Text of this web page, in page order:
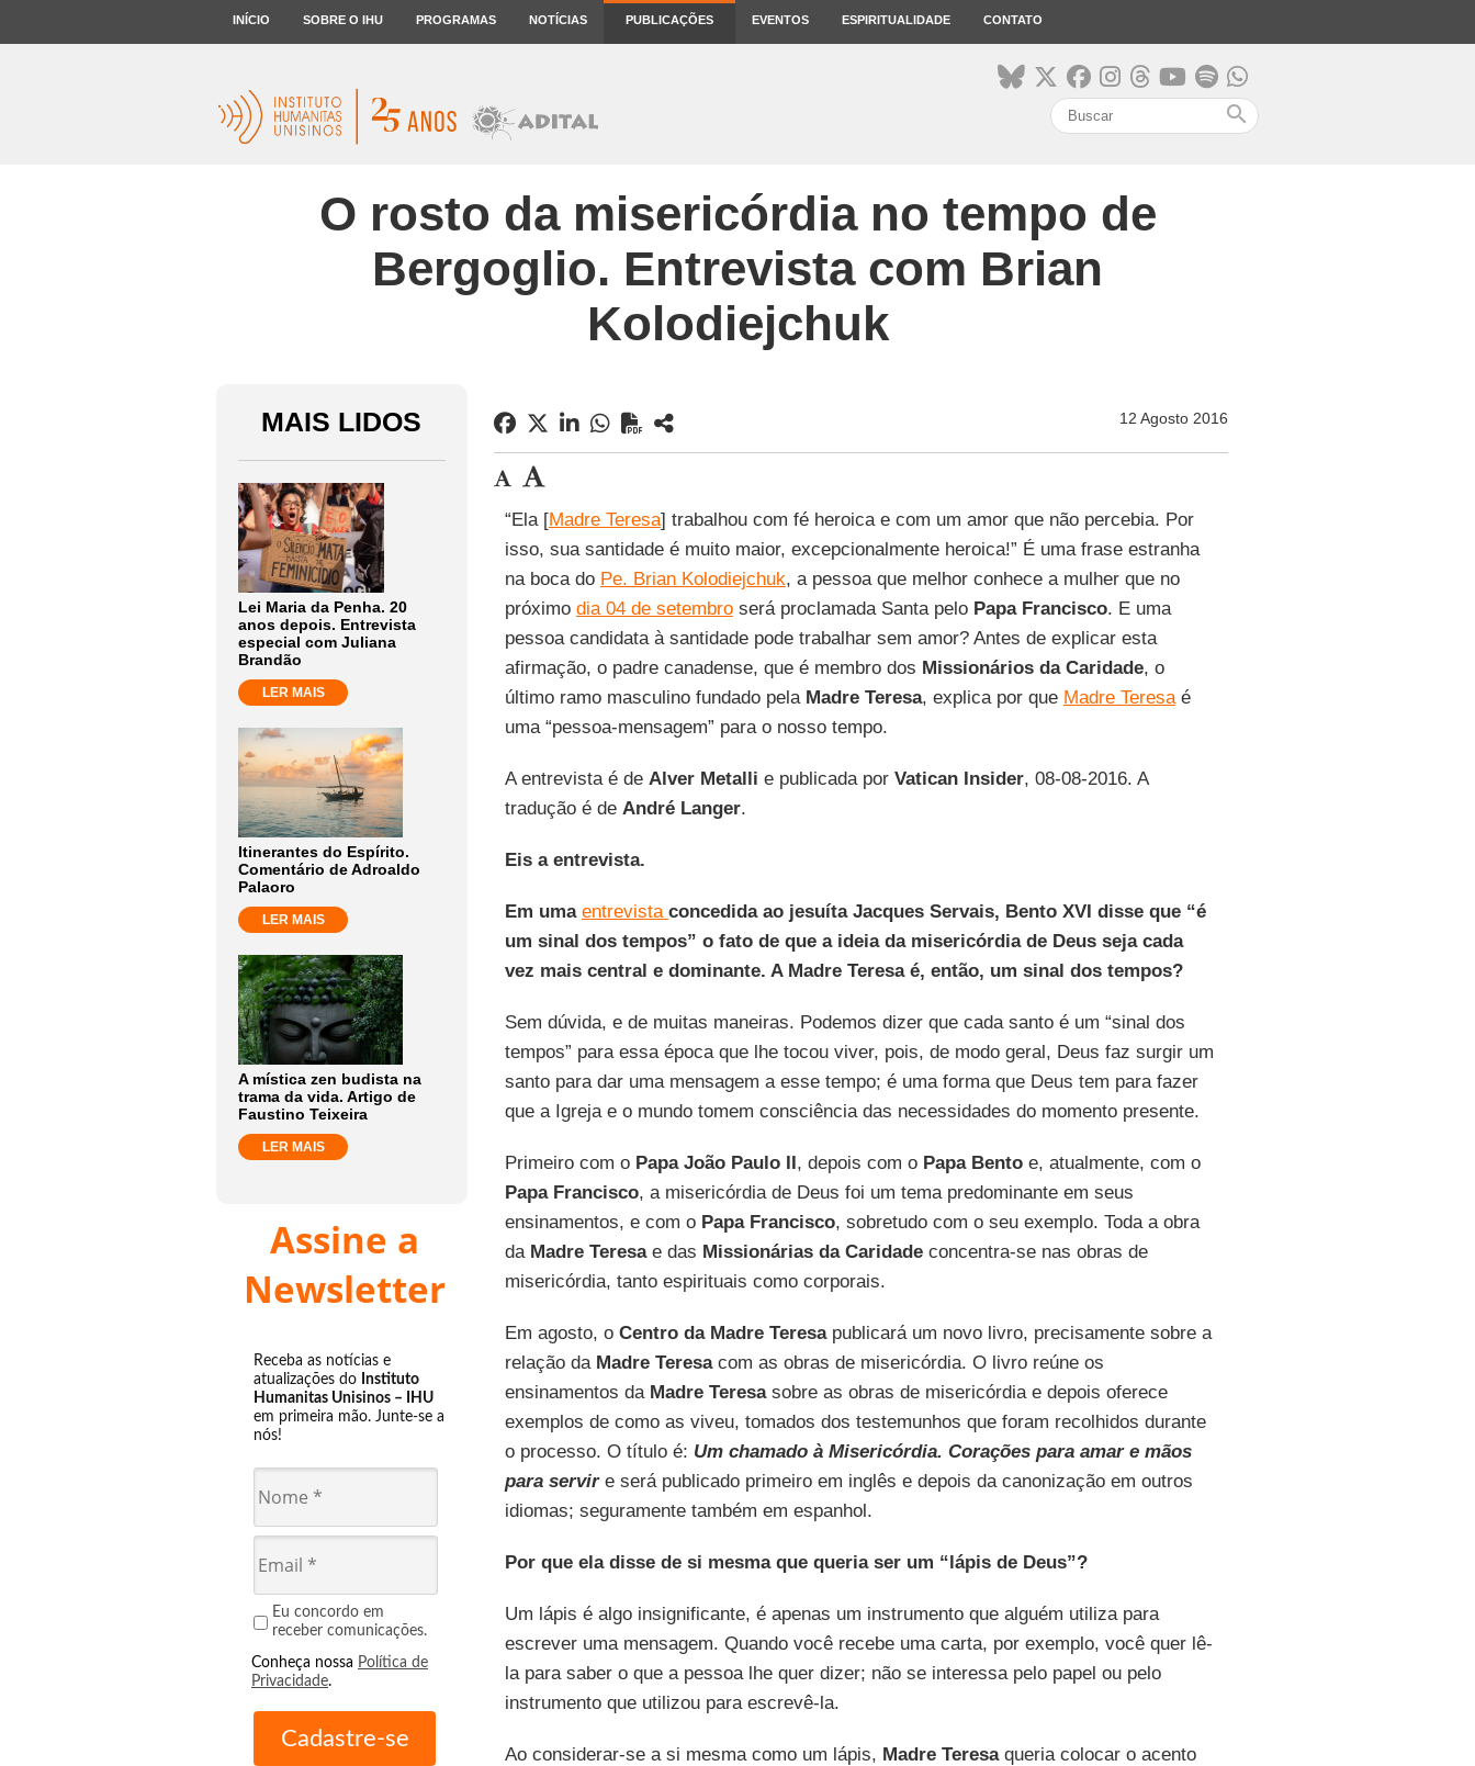
INÍCIO SOBRE O IHU PROGRAMAS NOTÍCIAS PUBLICAÇÕES EVENTOS ESPIRITUALIDADE CONTATO
search
O rosto da misericórdia no tempo de
Bergoglio. Entrevista com Brian
Kolodiejchuk
MAIS LIDOS
Lei Maria da Penha. 20
anos depois. Entrevista
especial com Juliana
Brandão
LER MAIS
Itinerantes do Espírito.
Comentário de Adroaldo
Palaoro
LER MAIS
A mística zen budista na
trama da vida. Artigo de
Faustino Teixeira
LER MAIS
Assine a
Newsletter
Receba as notícias e
atualizações do Instituto
Humanitas Unisinos – IHU
em primeira mão. Junte-se a
nós!
Eu concordo em
receber comunicações.
Conheça nossa Política de
Privacidade.
12 Agosto 2016
“Ela [Madre Teresa] trabalhou com fé heroica e com um amor que não percebia. Por
isso, sua santidade é muito maior, excepcionalmente heroica!” É uma frase estranha
na boca do Pe. Brian Kolodiejchuk, a pessoa que melhor conhece a mulher que no
próximo dia 04 de setembroserá proclamada Santa pelo Papa Francisco. E uma
pessoa candidata à santidade pode trabalhar sem amor? Antes de explicar esta
afirmação, o padre canadense, que é membro dos Missionários da Caridade, o
último ramo masculino fundado pela Madre Teresa, explica por que Madre Teresaé
uma “pessoa-mensagem” para o nosso tempo.
A entrevista é de Alver Metalli e publicada por Vatican Insider, 08-08-2016. A
tradução é de André Langer.
Eis a entrevista.
Em uma entrevista concedida ao jesuíta Jacques Servais, Bento XVI disse que “é
um sinal dos tempos” o fato de que a ideia da misericórdia de Deus seja cada
vez mais central e dominante. A Madre Teresa é, então, um sinal dos tempos?
Sem dúvida, e de muitas maneiras. Podemos dizer que cada santo é um “sinal dos
tempos” para essa época que lhe tocou viver, pois, de modo geral, Deus faz surgir um
santo para dar uma mensagem a esse tempo; é uma forma que Deus tem para fazer
que a Igreja e o mundo tomem consciência das necessidades do momento presente.
Primeiro com o Papa João Paulo II, depois com o Papa Bentoe, atualmente, com o
Papa Francisco, a misericórdia de Deus foi um tema predominante em seus
ensinamentos, e com oPapa Francisco, sobretudo com o seu exemplo. Toda a obra
da Madre Teresae das Missionárias da Caridadeconcentra-se nas obras de
misericórdia, tanto espirituais como corporais.
Em agosto, oCentro da Madre Teresapublicará um novo livro, precisamente sobre a
relação da Madre Teresacom as obras de misericórdia. O livro reúne os
ensinamentos da Madre Teresasobre as obras de misericórdia e depois oferece
exemplos de como as viveu, tomados dos testemunhos que foram recolhidos durante
o processo. O título é: Um chamado à Misericórdia. Corações para amar e mãos
para servire será publicado primeiro em inglês e depois da canonização em outros
idiomas; seguramente também em espanhol.
Por que ela disse de si mesma que queria ser um “lápis de Deus”?
Um lápis é algo insignificante, é apenas um instrumento que alguém utiliza para
escrever uma mensagem. Quando você recebe uma carta, por exemplo, você quer lê-
la para saber o que a pessoa lhe quer dizer; não se interessa pelo papel ou pelo
instrumento que utilizou para escrevê-la.
Ao considerar-se a si mesma como um lápis, Madre Teresaqueria colocar o acento